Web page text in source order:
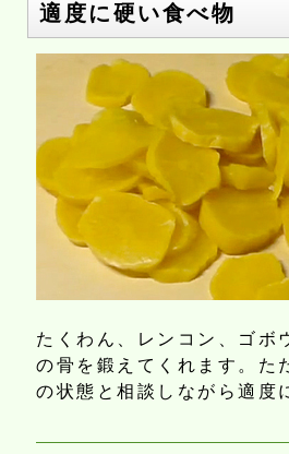
適度に硬い食べ物
たくわん、レンコン、ゴボ
の骨を鍛えてくれます。た
の状態と相談しながら適度